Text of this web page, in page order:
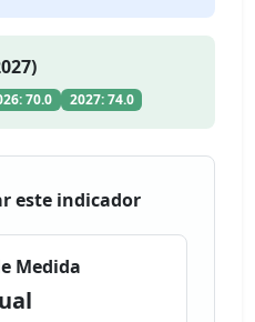
70.0 2027: 74.0
este indicador
Medida